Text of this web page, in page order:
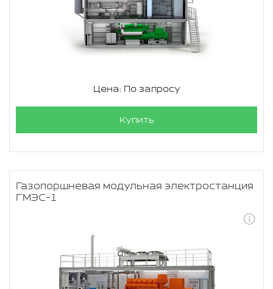
Цена: По запросу
Купить
Газопоршневая модульная электростанция
ГМЭС-1